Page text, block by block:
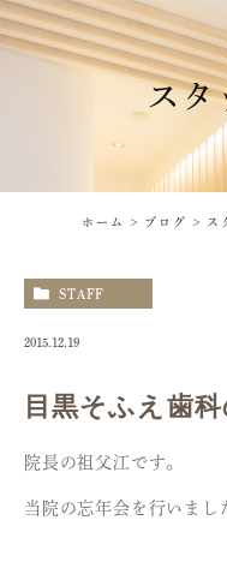
スタ
ホーム ブログ ス
STAFF
2015.12.19
目黒そふえ歯
院長の祖父江です。
当院の忘年会を行いまし